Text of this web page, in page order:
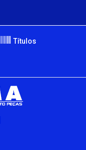
Títulos